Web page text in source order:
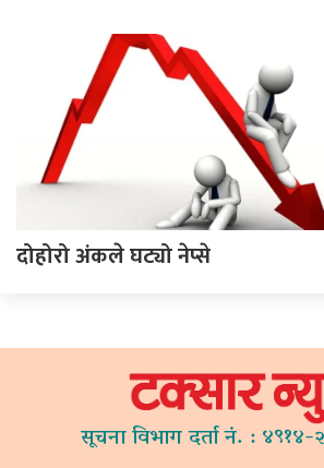
दोहोरो अंकले घट्यो नेप्से
सूचना विभाग दर्ता नं. :